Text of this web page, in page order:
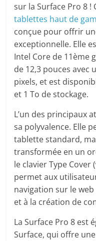
sur la Surface Pro 8 !
tablettes haut de
conçue pour offrir
exceptionnelle. Elle
Intel Core de 11ème
de 12,3 pouces avec
pixels, et est
et 1 To de stockage.
L’un des principaux
sa polyvalence. Elle
tablette standard,
transformée en un
le clavier Type Cover
permet aux
navigation sur le
et à la création de
La Surface Pro 8 est
Surface, qui offre